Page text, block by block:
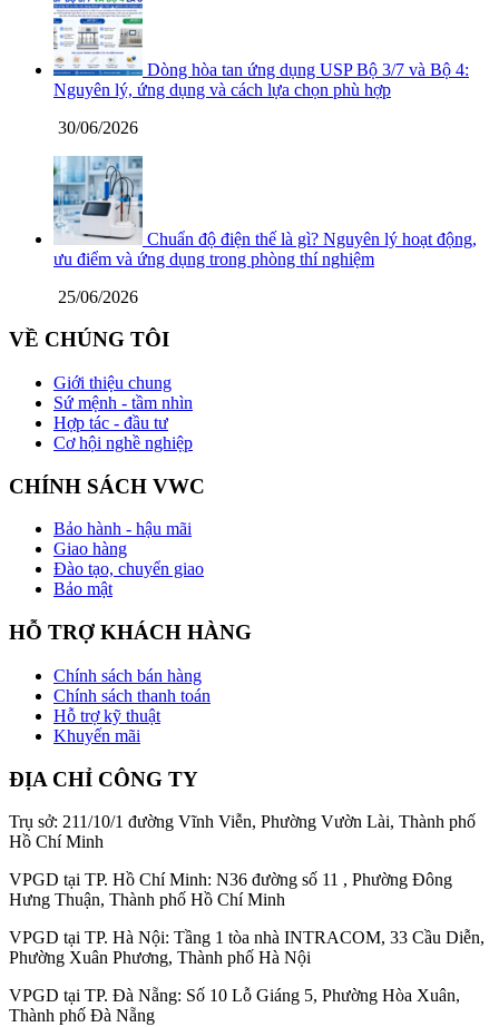
Dòng hòa tan ứng dụng USP Bộ 3/7 và Bộ 4:
Nguyên lý, ứng dụng và cách lựa chọn phù hợp
30/06/2026
Chuẩn độ điện thế là gì? Nguyên lý hoạt động,
ưu điểm và ứng dụng trong phòng thí nghiệm
25/06/2026
VỀ CHÚNG TÔI
Giới thiệu chung
Sứ mệnh - tầm nhìn
Hợp tác - đầu tư
Cơ hội nghề nghiệp
CHÍNH SÁCH VWC
Bảo hành - hậu mãi
Giao hàng
Đào tạo, chuyển giao
Bảo mật
HỖ TRỢ KHÁCH HÀNG
Chính sách bán hàng
Chính sách thanh toán
Hỗ trợ kỹ thuật
Khuyến mãi
ĐỊA CHỈ CÔNG TY
Trụ sở: 211/10/1 đường Vĩnh Viễn, Phường Vườn Lài, Thành phố
Hồ Chí Minh
VPGD tại TP. Hồ Chí Minh: N36 đường số 11 , Phường Đông
Hưng Thuận, Thành phố Hồ Chí Minh
VPGD tại TP. Hà Nội: Tầng 1 tòa nhà INTRACOM, 33 Cầu Diễn,
Phường Xuân Phương, Thành phố Hà Nội
VPGD tại TP. Đà Nẵng: Số 10 Lỗ Giáng 5, Phường Hòa Xuân,
Thành phố Đà Nẵng